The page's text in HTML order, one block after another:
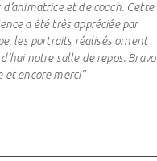
et de coach. Cette
a été très appréciée par
les portraits réalisés ornent
notre salle de repos. Bravo
et encore merci”